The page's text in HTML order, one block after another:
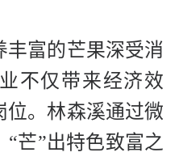
丰富的芒果深受消
不仅带来经济效
位。林森溪通过微
芒”出特色致富之